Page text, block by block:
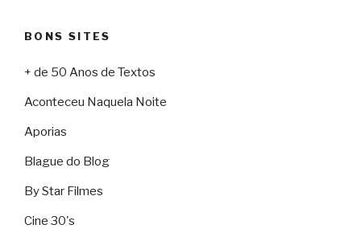
BONS SITES
+ de 50 Anos de Textos
Aconteceu Naquela Noite
Aporias
Blague do Blog
By Star Filmes
Cine 30's